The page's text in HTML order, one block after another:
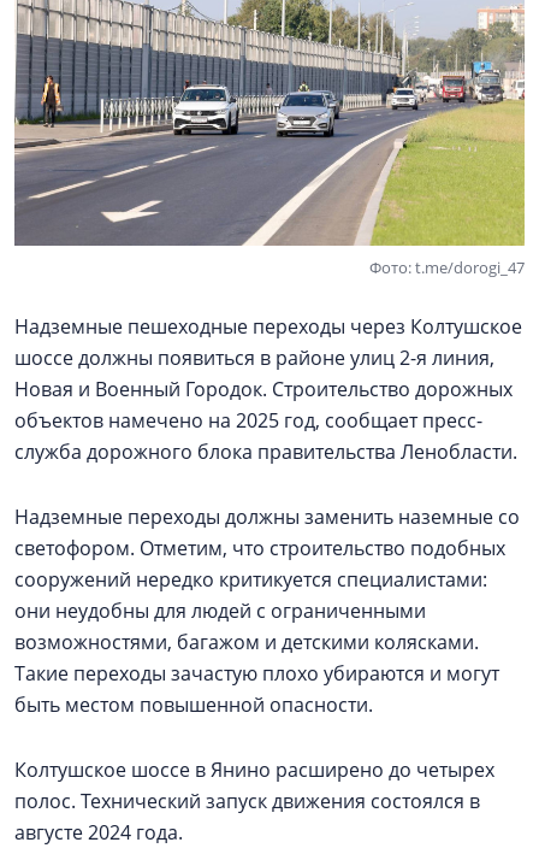
Фото: t.me/dorogi_47
Надземные пешеходные переходы через Колтушское
шоссе должны появиться в районе улиц 2-я линия,
Новая и Военный Городок. Строительство дорожных
объектов намечено на 2025 год, сообщает пресс-
служба дорожного блока правительства Ленобласти.
Надземные переходы должны заменить наземные со
светофором. Отметим, что строительство подобных
сооружений нередко критикуется специалистами:
они неудобны для людей с ограниченными
возможностями, багажом и детскими колясками.
Такие переходы зачастую плохо убираются и могут
быть местом повышенной опасности.
Колтушское шоссе в Янино расширено до четырех
полос. Технический запуск движения состоялся в
августе 2024 года.